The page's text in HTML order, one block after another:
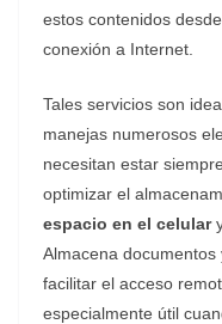
estos contenidos
conexión a Internet.
Tales servicios son
manejas numerosos
necesitan estar
optimizar el
espacio en el celular
Almacena
facilitar el acceso
especialmente útil